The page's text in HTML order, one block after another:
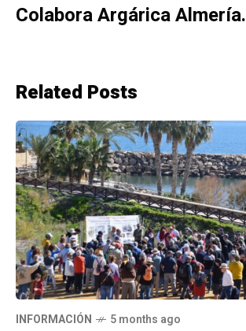
Colabora Argárica Almería.
Related Posts
INFORMACIÓN 5 months ago